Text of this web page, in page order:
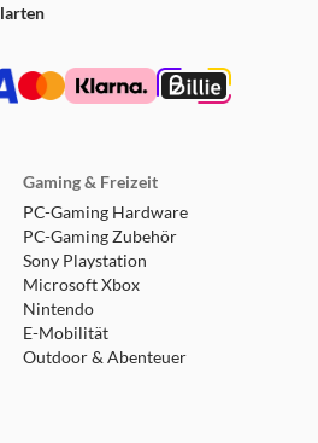
Gaming & Freizeit
PC-Gaming Hardware
PC-Gaming Zubehör
Sony Playstation
Microsoft Xbox
Nintendo
E-Mobilität
Outdoor & Abenteuer